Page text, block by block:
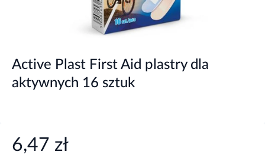
Active Plast First Aid plastry dla
aktywnych 16 sztuk
6,47 zł